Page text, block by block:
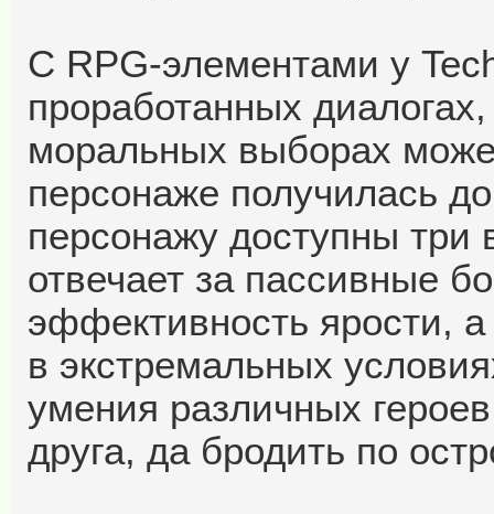
С RPG-элементами у
проработанных
моральных выборах
персонаже получилась
персонажу доступны три
отвечает за пассивные
эффективность ярости,
в экстремальных
умения различных
друга, да бродить по